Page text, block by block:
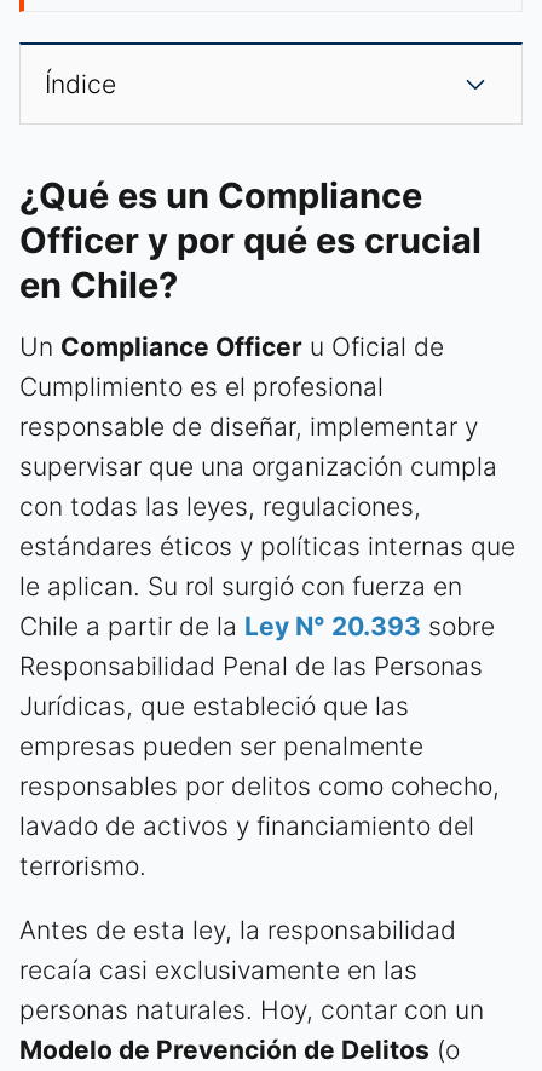
Índice
¿Qué es un Compliance
Officer y por qué es crucial
en Chile?
Un Compliance Officer u Oficial de
Cumplimiento es el profesional
responsable de diseñar, implementar y
supervisar que una organización cumpla
con todas las leyes, regulaciones,
estándares éticos y políticas internas que
le aplican. Su rol surgió con fuerza en
Chile a partir de la Ley N° 20.393 sobre
Responsabilidad Penal de las Personas
Jurídicas, que estableció que las
empresas pueden ser penalmente
responsables por delitos como cohecho,
lavado de activos y financiamiento del
terrorismo.
Antes de esta ley, la responsabilidad
recaía casi exclusivamente en las
personas naturales. Hoy, contar con un
Modelo de Prevención de Delitos (o